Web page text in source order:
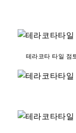
테라코타 타일 점